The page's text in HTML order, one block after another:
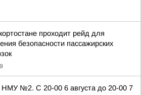
проходит рейд для
безопасности пассажирских
№2. С 20-00 6 августа до 20-00 7